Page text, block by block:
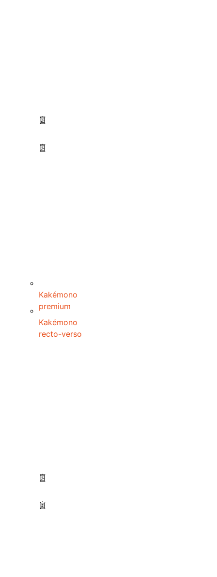
Kakémono
recto-verso
Kakémono
premium